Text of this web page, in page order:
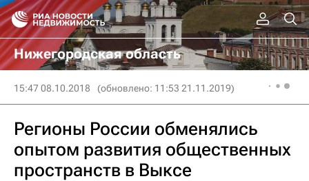
Нижегородская область
15:47 08.10.2018 (обновлено: 11:53 21.11.2019)
Регионы России обменялись
опытом развития общественных
пространств в Выксе